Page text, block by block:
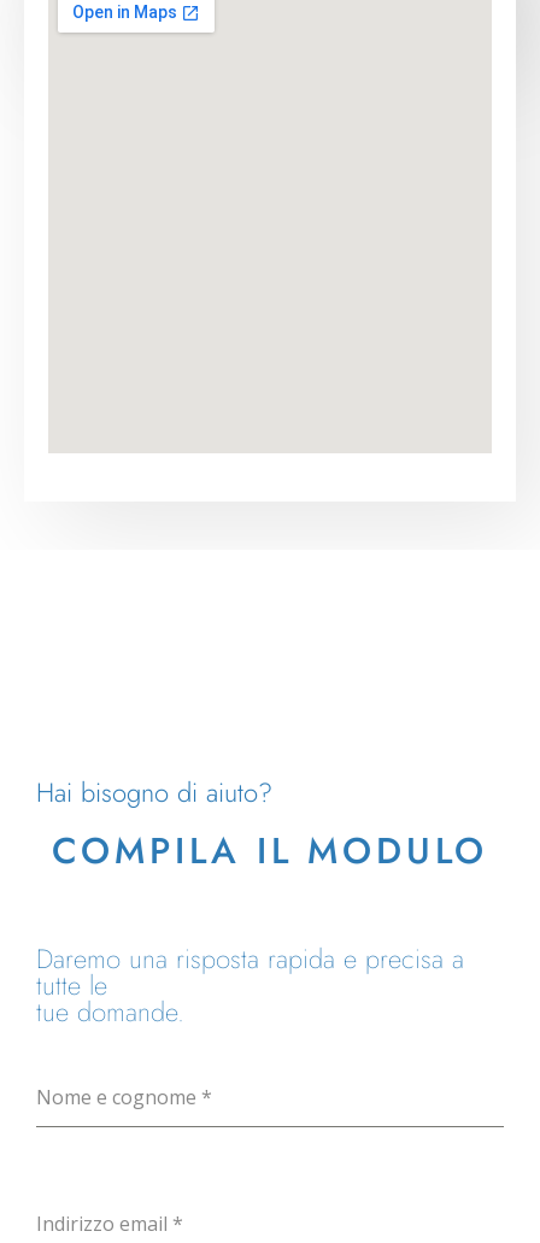
Hai bisogno di aiuto?
COMPILA IL MODULO
Daremo una risposta rapida e precisa a
tutte le
tue domande.
Nome e cognome *
Indirizzo email *